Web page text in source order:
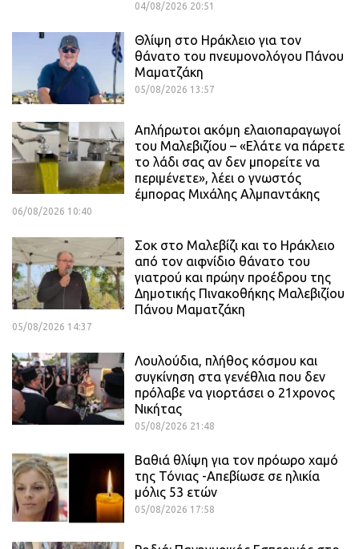
04/08/2026 20:51
Θλίψη στο Ηράκλειο για τον
θάνατο του πνευμονολόγου Πάνου
Μαματζάκη
05/08/2026 13:57
Απλήρωτοι ακόμη ελαιοπαραγωγοί
του Μαλεβιζίου – «Ελάτε να πάρετε
το λάδι σας αν δεν μπορείτε να
περιμένετε», λέει ο γνωστός
έμπορας Μιχάλης Αλμπαντάκης
06/08/2026 10:40
Σοκ στο Μαλεβίζι και το Ηράκλειο
από τον αιφνίδιο θάνατο του
γιατρού και πρώην προέδρου της
Δημοτικής Πινακοθήκης Μαλεβιζίου
Πάνου Μαματζάκη
05/08/2026 14:37
Λουλούδια, πλήθος κόσμου και
συγκίνηση στα γενέθλια που δεν
πρόλαβε να γιορτάσει ο 21χρονος
Νικήτας
05/08/2026 21:48
Βαθιά θλίψη για τον πρόωρο χαμό
της Τόνιας -Απεβίωσε σε ηλικία
μόλις 53 ετών
05/08/2026 17:58